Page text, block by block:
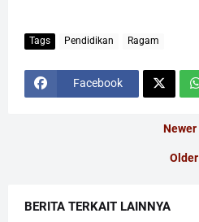
Tags Pendidikan Ragam
Facebook
Newer
Older
BERITA TERKAIT LAINNYA